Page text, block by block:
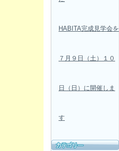
HABITA完成見学会を
７月９日（土）１０
日（日）に開催しま
す